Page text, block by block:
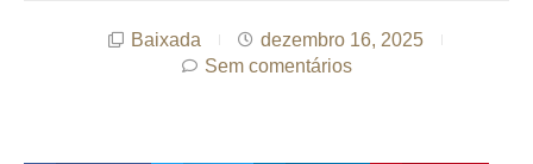
Baixada
dezembro 16, 2025
Sem comentários